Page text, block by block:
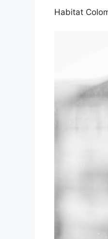
Habitat